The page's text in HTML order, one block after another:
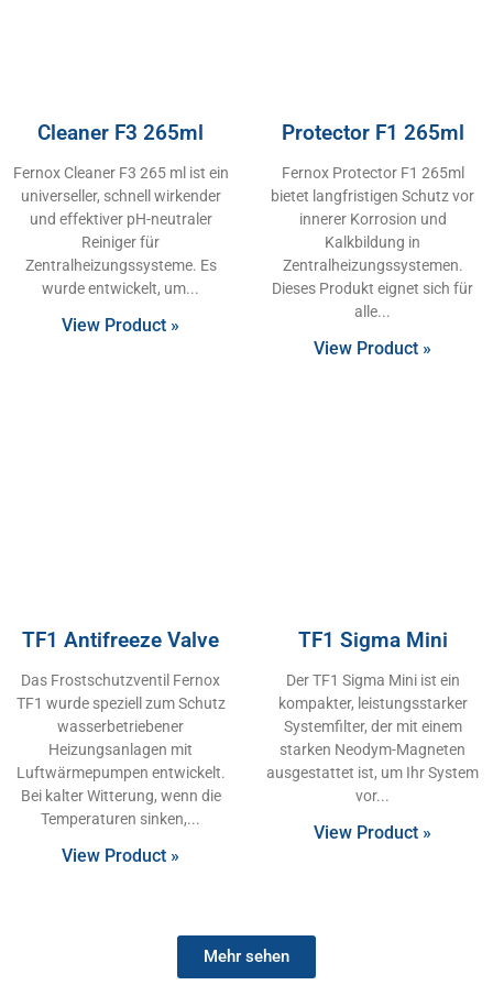
Cleaner F3 265ml
Fernox Cleaner F3 265 ml ist ein
universeller, schnell wirkender
und effektiver pH-neutraler
Reiniger für
Zentralheizungssysteme. Es
wurde entwickelt, um
View Product »
Protector F1 265ml
Fernox Protector F1 265ml
bietet langfristigen Schutz vor
innerer Korrosion und
Kalkbildung in
Zentralheizungssystemen.
Dieses Produkt eignet sich für
alle
View Product »
TF1 Antifreeze Valve
Das Frostschutzventil Fernox
TF1 wurde speziell zum Schutz
wasserbetriebener
Heizungsanlagen mit
Luftwärmepumpen entwickelt.
Bei kalter Witterung, wenn die
Temperaturen sinken,
View Product »
TF1 Sigma Mini
Der TF1 Sigma Mini ist ein
kompakter, leistungsstarker
Systemfilter, der mit einem
starken Neodym-Magneten
ausgestattet ist, um Ihr System
vor
View Product »
Mehr sehen